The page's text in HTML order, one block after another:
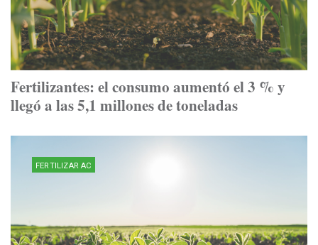
Fertilizantes: el consumo aumentó el 3 % y
llegó a las 5,1 millones de toneladas
FERTILIZAR AC